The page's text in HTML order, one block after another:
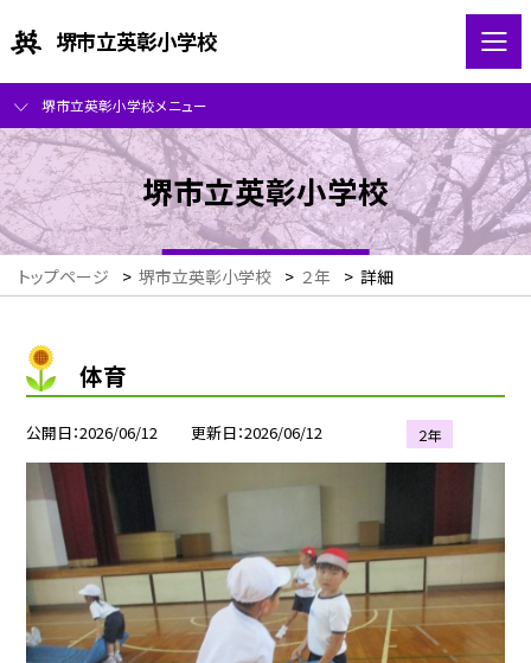
堺市立英彰小学校
堺市立英彰小学校メニュー
堺市立英彰小学校
トップページ > 堺市立英彰小学校 > ２年 > 詳細
体育
公開日 2026/06/12 更新日 2026/06/12 ２年